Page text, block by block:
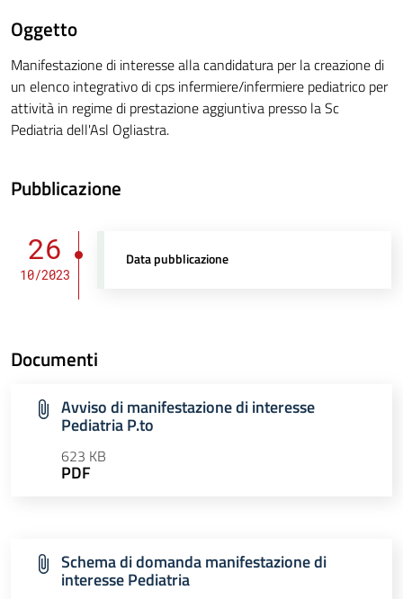
Oggetto
Manifestazione di interesse alla candidatura per la creazione di
un elenco integrativo di cps infermiere/infermiere pediatrico per
attività in regime di prestazione aggiuntiva presso la Sc
Pediatria dell'Asl Ogliastra.
Pubblicazione
26
10/2023
Data pubblicazione
Documenti
Avviso di manifestazione di interesse
Pediatria P.to
623 KB
PDF
Schema di domanda manifestazione di
interesse Pediatria